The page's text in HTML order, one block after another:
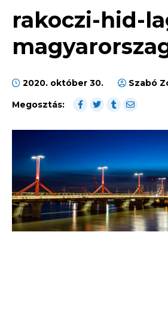
rakoczi-hid-
2020. október 30. Szabó
Megosztás: